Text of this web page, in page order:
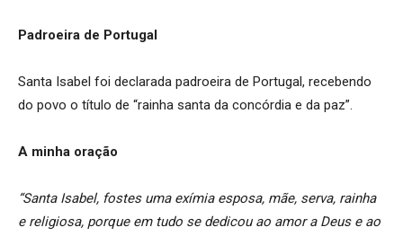
Padroeira de Portugal
Santa Isabel foi declarada padroeira de Portugal, recebendo
do povo o título de “rainha santa da concórdia e da paz”.
A minha oração
“Santa Isabel, fostes uma exímia esposa, mãe, serva, rainha
e religiosa, porque em tudo se dedicou ao amor a Deus e ao